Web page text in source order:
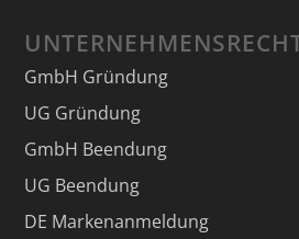
GmbH Gründung
UG Gründung
GmbH Beendung
UG Beendung
DE Markenanmeldung